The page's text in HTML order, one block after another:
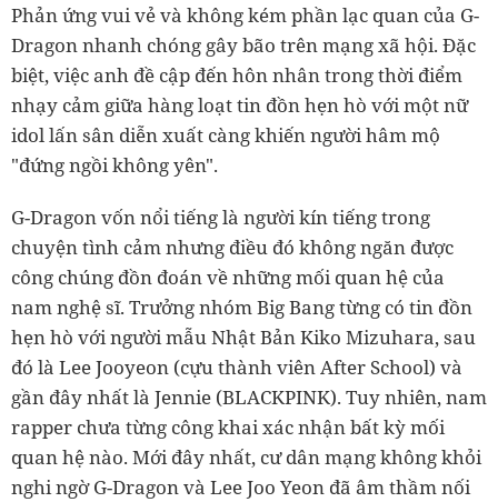
Phản ứng vui vẻ và không kém phần lạc quan của G-
Dragon nhanh chóng gây bão trên mạng xã hội. Đặc
biệt, việc anh đề cập đến hôn nhân trong thời điểm
nhạy cảm giữa hàng loạt tin đồn hẹn hò với một nữ
idol lấn sân diễn xuất càng khiến người hâm mộ
"đứng ngồi không yên".
G-Dragon vốn nổi tiếng là người kín tiếng trong
chuyện tình cảm nhưng điều đó không ngăn được
công chúng đồn đoán về những mối quan hệ của
nam nghệ sĩ. Trưởng nhóm Big Bang từng có tin đồn
hẹn hò với người mẫu Nhật Bản Kiko Mizuhara, sau
đó là Lee Jooyeon (cựu thành viên After School) và
gần đây nhất là Jennie (BLACKPINK). Tuy nhiên, nam
rapper chưa từng công khai xác nhận bất kỳ mối
quan hệ nào. Mới đây nhất, cư dân mạng không khỏi
nghi ngờ G-Dragon và Lee Joo Yeon đã âm thầm nối